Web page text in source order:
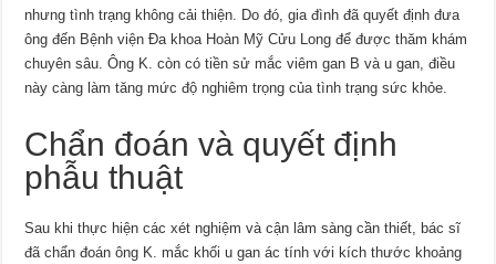
nhưng tình trạng không cải thiện. Do đó, gia đình đã quyết định đưa
ông đến Bệnh viện Đa khoa Hoàn Mỹ Cửu Long để được thăm khám
chuyên sâu. Ông K. còn có tiền sử mắc viêm gan B và u gan, điều
này càng làm tăng mức độ nghiêm trọng của tình trạng sức khỏe.
Chẩn đoán và quyết định
phẫu thuật
Sau khi thực hiện các xét nghiệm và cận lâm sàng cần thiết, bác sĩ
đã chẩn đoán ông K. mắc khối u gan ác tính với kích thước khoảng